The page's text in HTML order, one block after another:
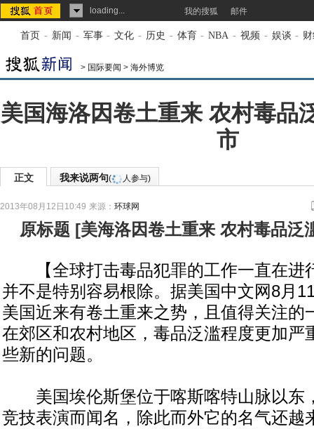
loading... 我的搜狐 邮件
首页 - 新闻 - 军事 - 文化 - 历史 - 体育 - NBA - 视频 - 娱谈 -
> 国际要闻 > 海外博览
美国海洛因卷土重来 农村毒品
市
正文 我来说两句( 人参与)
2013年08月12日10:49 来源： 环球网
原标题 [美海洛因卷土重来 农村毒品泛
【全球打击毒品犯罪的工作一直在进
并不是特别容易根除。据美国中文网8月
美国近来有卷土重来之势，且值得关注的
在郊区和农村地区，毒品泛滥程度更加严
些新的问题。
美国埃伦斯堡位于喀斯喀特山脉以东
竞技表演而闻名，除此而外它的名气还越